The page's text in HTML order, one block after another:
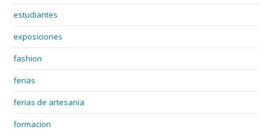
estudiantes
exposiciones
fashion
ferias
ferias de artesania
formacion